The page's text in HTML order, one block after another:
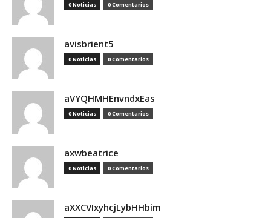
0 Noticias 0 Comentarios
avisbrient5
0 Noticias 0 Comentarios
aVYQHMHEnvndxEas
0 Noticias 0 Comentarios
axwbeatrice
0 Noticias 0 Comentarios
aXXCVIxyhcjLybHHbim